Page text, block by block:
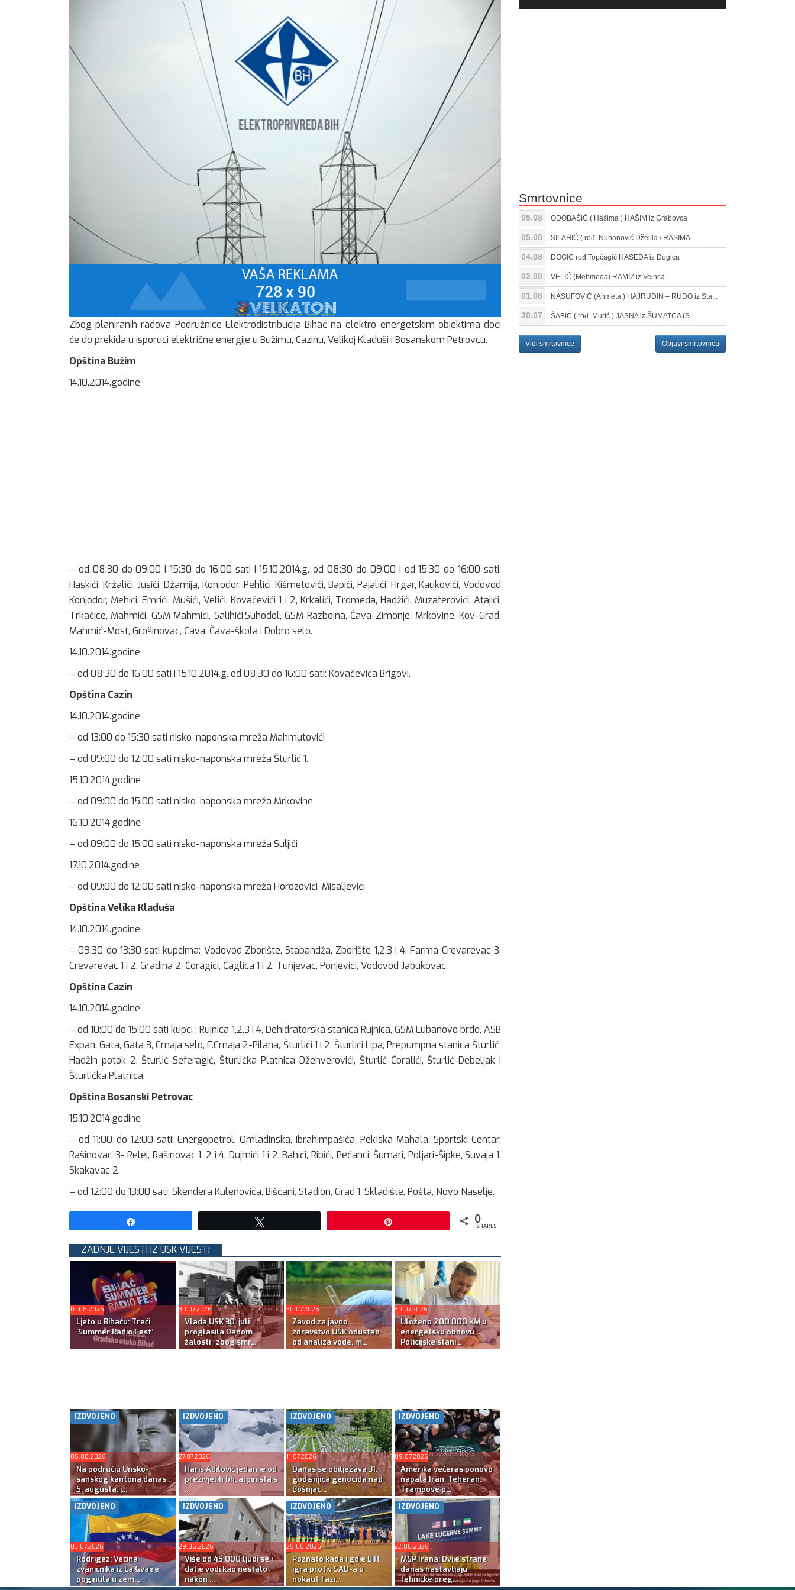
Zbog planiranih radova Podružnice Elektrodistribucija Bihać na elektro-energetskim objektima doći
će do prekida u isporuci električne energije u Bužimu, Cazinu, Velikoj Kladuši i Bosanskom Petrovcu.
Opština Bužim
14.10.2014.godine
– od 08:30 do 09:00 i 15:30 do 16:00 sati i 15.10.2014.g. od 08:30 do 09:00 i od 15:30 do 16:00 sati:
Haskići, Kržalići, Jusići, Džamija, Konjodor, Pehlići, Kišmetovići, Bapići, Pajalići, Hrgar, Kaukovići, Vodovod
Konjodor, Mehići, Emrići, Mušići, Velići, Kovačevići 1 i 2, Krkalići, Tromeđa, Hadžići, Muzaferovići, Atajići,
Trkačice, Mahmići, GSM Mahmići, Salihići,Suhodol, GSM Razbojna, Čava-Zimonje, Mrkovine, Kov-Grad,
Mahmić-Most, Grošinovac, Čava, Čava-škola i Dobro selo.
14.10.2014.godine
– od 08:30 do 16:00 sati i 15.10.2014.g. od 08:30 do 16:00 sati: Kovačevića Brigovi.
Opština Cazin
14.10.2014.godine
– od 13:00 do 15:30 sati nisko-naponska mreža Mahmutovići
– od 09:00 do 12:00 sati nisko-naponska mreža Šturlić 1.
15.10.2014.godine
– od 09:00 do 15:00 sati nisko-naponska mreža Mrkovine
16.10.2014.godine
– od 09:00 do 15:00 sati nisko-naponska mreža Suljići
17.10.2014.godine
– od 09:00 do 12:00 sati nisko-naponska mreža Horozovići-Misaljevići
Opština Velika Kladuša
14.10.2014.godine
– 09:30 do 13:30 sati kupcima: Vodovod Zborište, Stabandža, Zborište 1,2,3 i 4, Farma Crevarevac 3,
Crevarevac 1 i 2, Gradina 2, Ćoragići, Čaglica 1 i 2, Tunjevac, Ponjevići, Vodovod Jabukovac.
Opština Cazin
14.10.2014.godine
– od 10:00 do 15:00 sati kupci : Rujnica 1,2,3 i 4, Dehidratorska stanica Rujnica, GSM Lubanovo brdo, ASB
Expan, Gata, Gata 3, Crnaja selo, F.Crnaja 2-Pilana, Šturlići 1 i 2, Šturlići Lipa, Prepumpna stanica Šturlić,
Hadžin potok 2, Šturlić-Seferagić, Šturlićka Platnica-Džehverovići, Šturlić-Ćoralići, Šturlić-Debeljak i
Šturlićka Platnica.
Opština Bosanski Petrovac
15.10.2014.godine
– od 11:00 do 12:00 sati: Energopetrol, Omladinska, Ibrahimpašića, Pekiska Mahala, Sportski Centar,
Rašinovac 3- Relej, Rašinovac 1, 2 i 4, Dujmići 1 i 2, Bahići, Ribići, Pećanci, Šumari, Poljari-Šipke, Suvaja 1,
Skakavac 2.
– od 12:00 do 13:00 sati: Skendera Kulenovića, Bišćani, Stadion, Grad 1, Skladište, Pošta, Novo Naselje.
0
SHARES
ZADNJE VIJESTI IZ USK VIJESTI
01.08.2026
Ljeto u Bihaću: Treći
‘Summer Radio Fest’
30.07.2026
Vlada USK 30. juli
proglasila Danom
žalosti zbog smr...
30.07.2026
Zavod za javno
zdravstvo USK odustao
od analiza vode, m...
30.07.2026
Uloženo 200.000 KM u
energetsku obnovu
Policijske stani...
IZDVOJENO
05.08.2026
Na području Unsko-
sanskog kantona danas ,
5. augusta, j...
IZDVOJENO
27.07.2026
Haris Adilović jedan je od
preživjelih bh. alpinista s
...
IZDVOJENO
11.07.2026
Danas se obilježava 31.
godišnjica genocida nad
Bošnjac...
IZDVOJENO
09.07.2026
Amerika večeras ponovo
napala Iran; Teheran:
Trampove p...
IZDVOJENO
03.07.2026
Rodrigez: Većina
zvaničnika iz La Gvaire
poginula u zem...
IZDVOJENO
29.06.2026
Više od 45.000 ljudi se i
dalje vodi kao nestalo
nakon ...
IZDVOJENO
25.06.2026
Poznato kada i gdje BiH
igra protiv SAD-a u
nokaut fazi...
IZDVOJENO
22.06.2026
MSP Irana: Dvije strane
danas nastavljaju
tehničke preg...
Gore/Dole
Smrtovnice
05.08 ODOBAŠIĆ ( Hašima ) HAŠIM iz Grabovca
05.08 SILAHIĆ ( rođ. Nuhanović Dželila / RASIMA ...
04.08 ĐOGIĆ rođ.Topčagić HASEDA iz Đogića
02.08 VELIĆ (Mehmeda) RAMIZ iz Vejnca
01.08 NASUFOVIĆ (Ahmeta ) HAJRUDIN – RUDO iz Sta...
30.07 ŠABIĆ ( rođ. Murić ) JASNA iz ŠUMATCA (S...
Vidi smrtovnice Objavi smrtovnicu